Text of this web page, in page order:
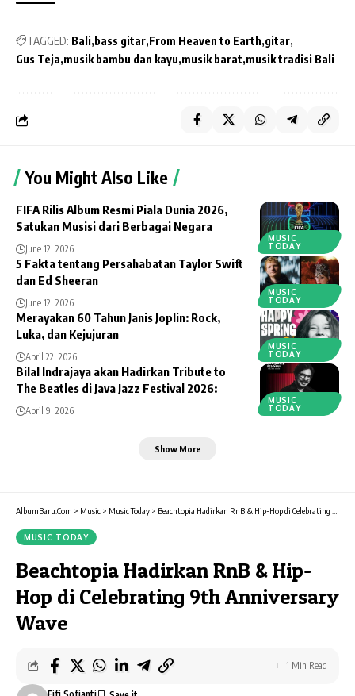
TAGGED: Bali bass gitar From Heaven to Earth gitar
Gus Teja musik bambu dan kayu musik barat musik tradisi Bali
You Might Also Like
MUSIC
TODAY
FIFA Rilis Album Resmi Piala Dunia 2026,
Satukan Musisi dari Berbagai Negara
June 12, 2026
MUSIC
TODAY
5 Fakta tentang Persahabatan Taylor Swift
dan Ed Sheeran
June 12, 2026
MUSIC
TODAY
Merayakan 60 Tahun Janis Joplin: Rock,
Luka, dan Kejujuran
April 22, 2026
MUSIC
TODAY
Bilal Indrajaya akan Hadirkan Tribute to
The Beatles di Java Jazz Festival 2026:
April 9, 2026
Show More
AlbumBaru.Com > Music > Music Today > Beachtopia Hadirkan RnB & Hip-Hop di Celebrating 9th Anniversary Wave
MUSIC TODAY
Beachtopia Hadirkan RnB & Hip-
Hop di Celebrating 9th Anniversary
Wave
1 Min Read